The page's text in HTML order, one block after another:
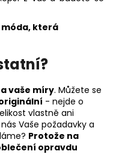
móda, která
vaše míry. Můžete se
- nejde o
vlastně ani
Vaše požadavky a
Protože na
opravdu